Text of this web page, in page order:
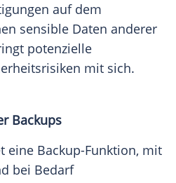
auf dem
sensible Daten anderer
potenzielle
mit sich.
Backups
eine Backup-Funktion, mit
bei Bedarf